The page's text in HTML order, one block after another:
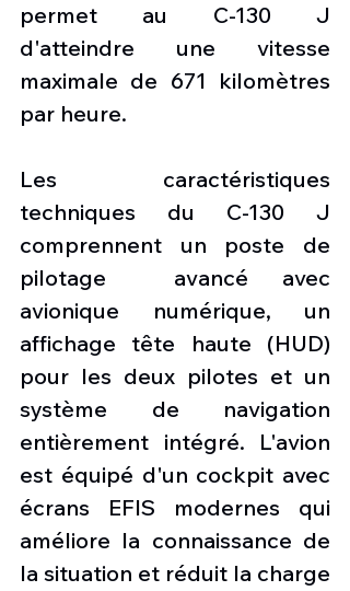
permet au C-130 J
d'atteindre une vitesse
maximale de 671 kilomètres
par heure.
Les caractéristiques
techniques du C-130 J
comprennent un poste de
pilotage  avancé avec
avionique numérique, un
affichage tête haute (HUD)
pour les deux pilotes et un
système de navigation
entièrement intégré. L'avion
est équipé d'un cockpit avec
écrans EFIS modernes qui
améliore la connaissance de
la situation et réduit la charge